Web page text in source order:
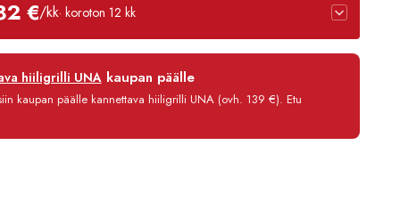
€/kk· koroton 12 kk
hiiligrilli UNAkaupan päälle
kaupan päälle kannettava hiiligrilli UNA (ovh. 139 €). Etu